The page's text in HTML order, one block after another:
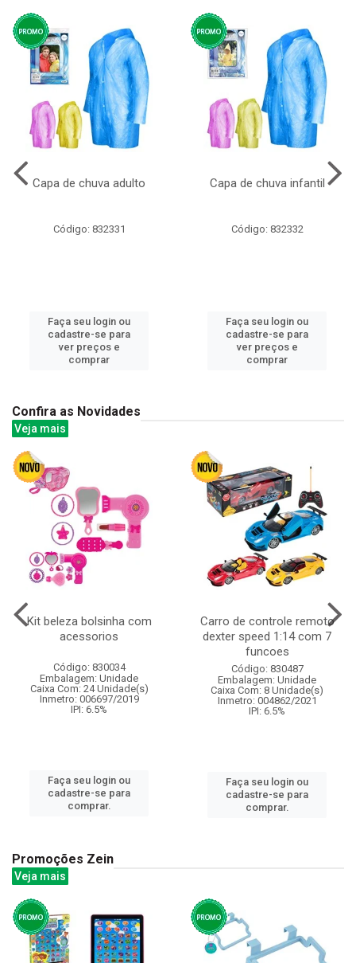
Capa de chuva adulto
Código: 832331
Faça seu login ou
cadastre-se para
ver preços e
comprar
Capa de chuva infantil
Código: 832332
Faça seu login ou
cadastre-se para
ver preços e
comprar
Confira as Novidades
Veja mais
Kit beleza bolsinha com
acessorios
Código: 830034
Embalagem: Unidade
Caixa Com: 24 Unidade(s)
Inmetro: 006697/2019
IPI: 6.5%
Faça seu login ou
cadastre-se para
comprar.
Carro de controle remoto
dexter speed 1:14 com 7
funcoes
Código: 830487
Embalagem: Unidade
Caixa Com: 8 Unidade(s)
Inmetro: 004862/2021
IPI: 6.5%
Faça seu login ou
cadastre-se para
comprar.
Promoções Zein
Veja mais